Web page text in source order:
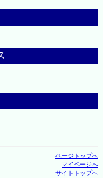
ページトップへ
マイページへ
サイトトップへ